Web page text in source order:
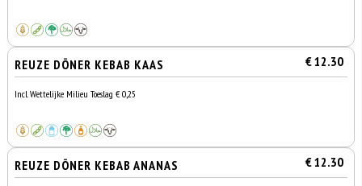
REUZE DÖNER KEBAB KAAS € 12.30
Incl. Wettelijke Milieu Toeslag € 0,25
REUZE DÖNER KEBAB ANANAS € 12.30